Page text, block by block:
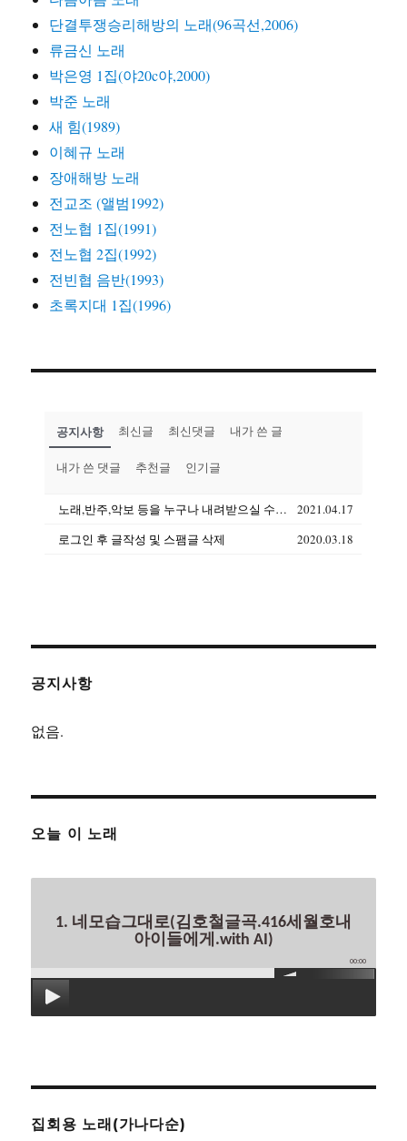
단결투쟁승리해방의 노래(96곡선,2006)
류금신 노래
박은영 1집(야20c야,2000)
박준 노래
새 힘(1989)
이혜규 노래
장애해방 노래
전교조 (앨범1992)
전노협 1집(1991)
전노협 2집(1992)
전빈협 음반(1993)
초록지대 1집(1996)
공지사항 최신글 최신댓글 내가 쓴 글
내가 쓴 댓글 추천글 인기글
노래,반주,악보 등을 누구나 내려받으실 수 있습니다(상업용도 제외)
2021.04.17
로그인 후 글작성 및 스팸글 삭제
2020.03.18
공지사항
없음.
오늘 이 노래
1. 네모습그대로(김호철글곡.416세월호내
아이들에게.with AI)
00:00
집회용 노래(가나다순)